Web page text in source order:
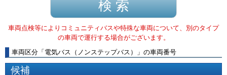
車両点検等によりコミュニティバスや特殊な車両について、別のタイプ
の車両で運行する場合がございます。
車両区分 「 電気バス（ノンステップバス） 」 の車両番号
候補